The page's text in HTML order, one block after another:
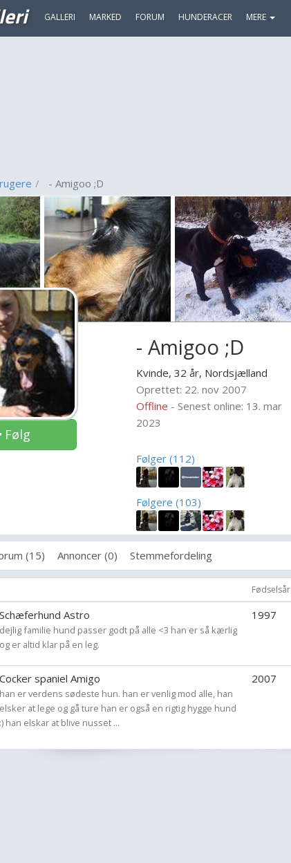
GALLERI MARKED FORUM HUNDERACER MERE
- Amigoo ;D
Følg
- Amigoo ;D
Kvinde, 32 år, Nordsjælland
Oprettet: 22. nov 2007
Offline - Senest online: 13. mar
2023
Følger (112)
Følgere (103)
(15) Annoncer (0) Stemmefordeling
Fødselsår
Schæferhund Astro
dejlig familie hund passer godt på alle <3 han er så kærlig
og er altid klar på en leg.
1997
Cocker spaniel Amigo
han er verdens sødeste hun. han er venlig mod alle, han
elsker at lege og gå ture han er også en rigtig hygge hund
:) han elskar at blive nusset ...
2007